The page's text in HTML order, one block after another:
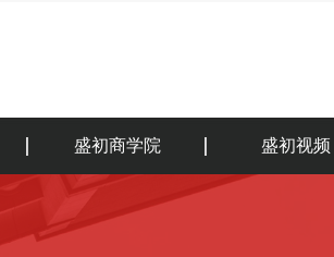
盛初商学院 盛初视频